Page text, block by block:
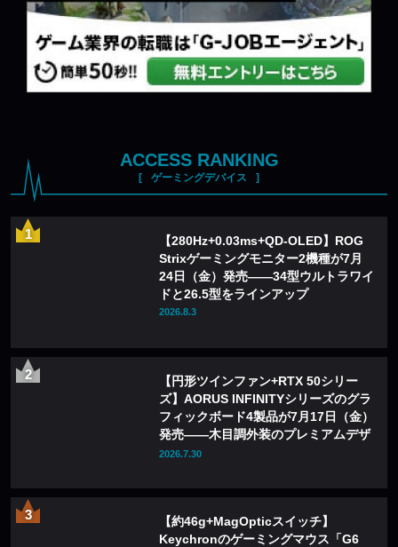
ACCESS RANKING
ゲーミングデバイス
【280Hz+0.03ms+QD-OLED】ROG
Strixゲーミングモニター2機種が7月
24日（金）発売——34型ウルトラワイ
ドと26.5型をラインアップ
2026.8.3
【円形ツインファン+RTX 50シリー
ズ】AORUS INFINITYシリーズのグラ
フィックボード4製品が7月17日（金）
発売——木目調外装のプレミアムデザ
インを採用
2026.7.30
【約46g+MagOpticスイッチ】
Keychronのゲーミングマウス「G6